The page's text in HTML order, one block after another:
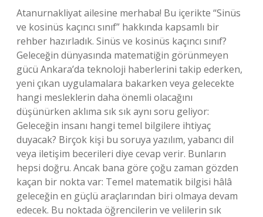
Atanurnakliyat ailesine merhaba! Bu içerikte “Sinüs
ve kosinüs kaçıncı sınıf” hakkında kapsamlı bir
rehber hazırladık. Sinüs ve kosinüs kaçıncı sınıf?
Geleceğin dünyasında matematiğin görünmeyen
gücü Ankara’da teknoloji haberlerini takip ederken,
yeni çıkan uygulamalara bakarken veya gelecekte
hangi mesleklerin daha önemli olacağını
düşünürken aklıma sık sık aynı soru geliyor:
Geleceğin insanı hangi temel bilgilere ihtiyaç
duyacak? Birçok kişi bu soruya yazılım, yabancı dil
veya iletişim becerileri diye cevap verir. Bunların
hepsi doğru. Ancak bana göre çoğu zaman gözden
kaçan bir nokta var: Temel matematik bilgisi hâlâ
geleceğin en güçlü araçlarından biri olmaya devam
edecek. Bu noktada öğrencilerin ve velilerin sık